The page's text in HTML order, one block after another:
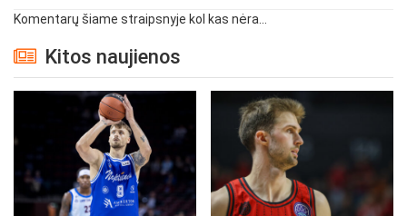
Komentarų šiame straipsnyje kol kas nėra...
Kitos naujienos